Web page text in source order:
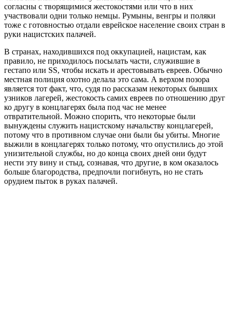
согласны с творящимися жестокостями или что в них
участвовали одни только немцы. Румыны, венгры и поляки
тоже с готовностью отдали еврейское население своих стран в
руки нацистских палачей.
В странах, находившихся под оккупацией, нацистам, как
правило, не приходилось посылать части, служившие в
гестапо или SS, чтобы искать и арестовывать евреев. Обычно
местная полиция охотно делала это сама. А верхом позора
является тот факт, что, судя по рассказам некоторых бывших
узников лагерей, жестокость самих евреев по отношению друг
ко другу в концлагерях была под час не менее
отвратительной. Можно спорить, что некоторые были
вынуждены служить нацистскому начальству концлагерей,
потому что в противном случае они были бы убиты. Многие
выжили в концлагерях только потому, что опустились до этой
унизительной службы, но до конца своих дней они будут
нести эту вину и стыд, сознавая, что другие, в ком оказалось
больше благородства, предпочли погибнуть, но не стать
орудием пыток в руках палачей.